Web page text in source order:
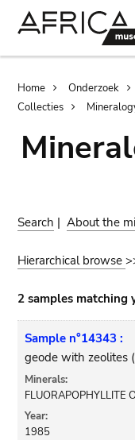
Home Onderzoek
Collecties
Search |About the
Hierarchical browse
2 samples matching
Sample n°14343 :
geode with zeolites
Minerals:
FLUORAPOPHYLLITE
Year:
1985